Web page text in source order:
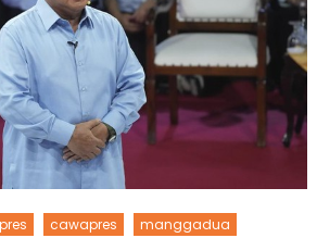
cawapres
manggadua